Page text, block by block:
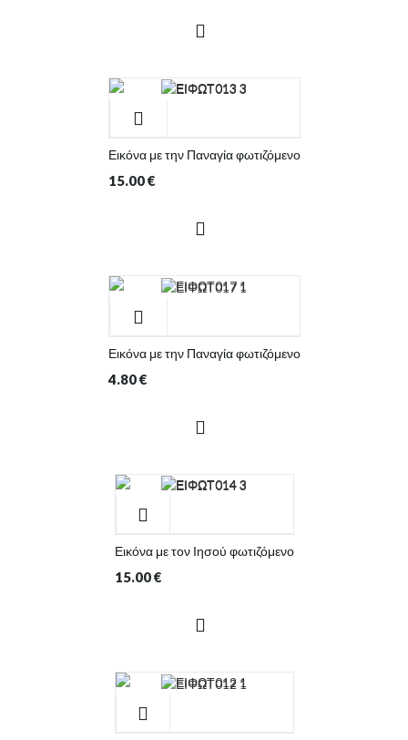
Εικόνα με την Παναγία φωτιζόμενο
15.00€
Εικόνα με την Παναγία φωτιζόμενο
4.80€
Εικόνα με τον Ιησού φωτιζόμενο
15.00€